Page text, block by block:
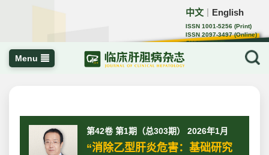
中文 English
ISSN 1001-5256 (Print)
ISSN 2097-3497 (Online)
CN 22-1108/R
Menu
第42卷 第1期（总303期） 2026年1月
“消除乙型肝炎危害：基础研究